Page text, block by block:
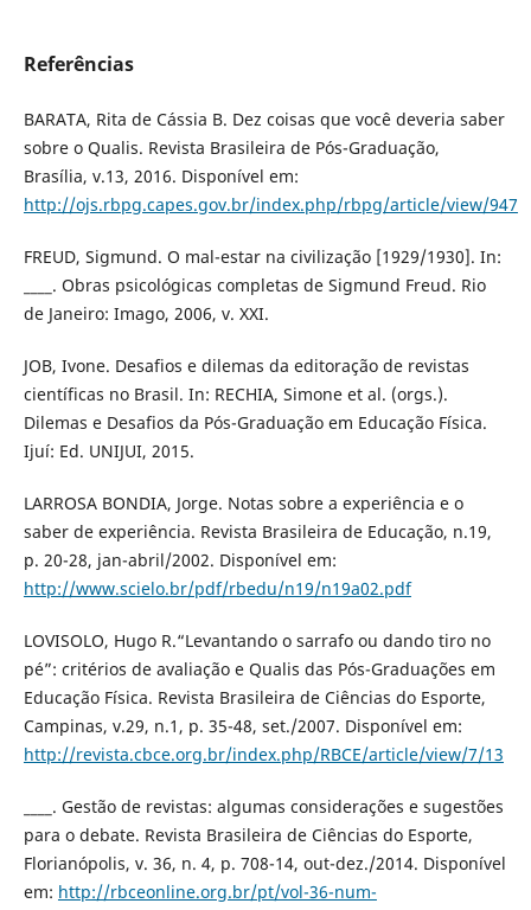
Referências
BARATA, Rita de Cássia B. Dez coisas que você deveria saber
sobre o Qualis. Revista Brasileira de Pós-Graduação,
Brasília, v.13, 2016. Disponível em:
http://ojs.rbpg.capes.gov.br/index.php/rbpg/article/view/947
FREUD, Sigmund. O mal-estar na civilização [1929/1930]. In:
____. Obras psicológicas completas de Sigmund Freud. Rio
de Janeiro: Imago, 2006, v. XXI.
JOB, Ivone. Desafios e dilemas da editoração de revistas
científicas no Brasil. In: RECHIA, Simone et al. (orgs.).
Dilemas e Desafios da Pós-Graduação em Educação Física.
Ijuí: Ed. UNIJUI, 2015.
LARROSA BONDIA, Jorge. Notas sobre a experiência e o
saber de experiência. Revista Brasileira de Educação, n.19,
p. 20-28, jan-abril/2002. Disponível em:
http://www.scielo.br/pdf/rbedu/n19/n19a02.pdf
LOVISOLO, Hugo R.“Levantando o sarrafo ou dando tiro no
pé”: critérios de avaliação e Qualis das Pós-Graduações em
Educação Física. Revista Brasileira de Ciências do Esporte,
Campinas, v.29, n.1, p. 35-48, set./2007. Disponível em:
http://revista.cbce.org.br/index.php/RBCE/article/view/7/13
____. Gestão de revistas: algumas considerações e sugestões
para o debate. Revista Brasileira de Ciências do Esporte,
Florianópolis, v. 36, n. 4, p. 708-14, out-dez./2014. Disponível
em: http://rbceonline.org.br/pt/vol-36-num-